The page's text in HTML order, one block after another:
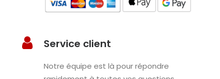
Service client
Notre équipe est là pour répondre